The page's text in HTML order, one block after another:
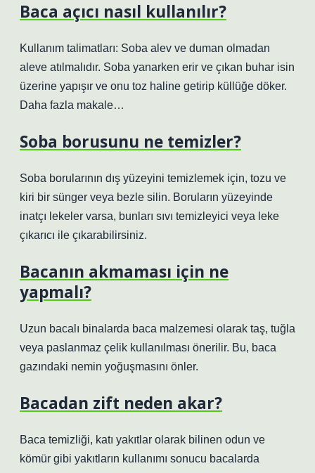
Baca açıcı nasıl kullanılır?
Kullanım talimatları: Soba alev ve duman olmadan
aleve atılmalıdır. Soba yanarken erir ve çıkan buhar isin
üzerine yapışır ve onu toz haline getirip küllüğe döker.
Daha fazla makale…
Soba borusunu ne temizler?
Soba borularının dış yüzeyini temizlemek için, tozu ve
kiri bir sünger veya bezle silin. Boruların yüzeyinde
inatçı lekeler varsa, bunları sıvı temizleyici veya leke
çıkarıcı ile çıkarabilirsiniz.
Bacanın akmaması için ne
yapmalı?
Uzun bacalı binalarda baca malzemesi olarak taş, tuğla
veya paslanmaz çelik kullanılması önerilir. Bu, baca
gazındaki nemin yoğuşmasını önler.
Bacadan zift neden akar?
Baca temizliği, katı yakıtlar olarak bilinen odun ve
kömür gibi yakıtların kullanımı sonucu bacalarda